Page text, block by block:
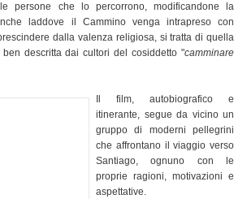
persone che lo percorrono, modificandone la
laddove il Cammino venga intrapreso con
dalla valenza religiosa, si tratta di quella
descritta dai cultori del cosiddetto "camminare
Il film, autobiografico e
itinerante, segue da vicino un
gruppo di moderni pellegrini
che affrontano il viaggio verso
Santiago, ognuno con le
proprie ragioni, motivazioni e
aspettative.